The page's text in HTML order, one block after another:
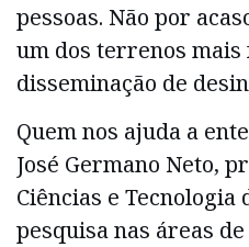
pessoas. Não por
um dos terrenos
disseminação de
Quem nos ajuda a
José Germano Neto,
Ciências e Tecnologia
pesquisa nas áreas